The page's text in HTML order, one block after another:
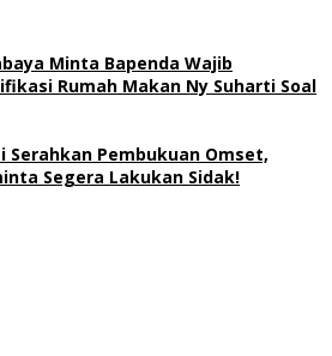
Minta Bapenda Wajib
Rumah Makan Ny Suharti Soal
Serahkan Pembukuan Omset,
Segera Lakukan Sidak!